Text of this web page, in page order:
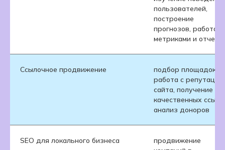
пользователей,
построение
прогнозов, работа с
метриками и
Ссылочное продвижение
подбор площадок,
работа с
сайта, получение
качественных
анализ доноров
SEO для локального бизнеса
продвижение